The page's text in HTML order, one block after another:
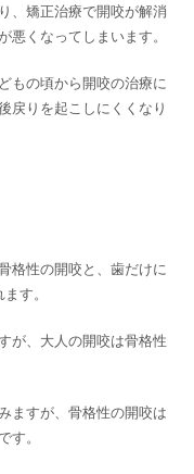
、矯正治療で開咬が解消
悪くなってしまいます。
もの頃から開咬の治療に
戻りを起こしにくくなり
格性の開咬と、歯だけに
す。
が、大人の開咬は骨格性
ますが、骨格性の開咬は
す。